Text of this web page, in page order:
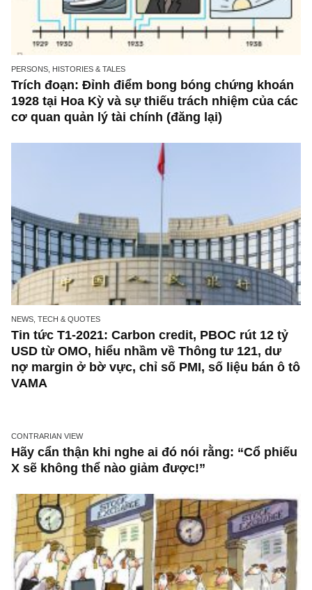
ISSUE EXCERPTS
Ấn phẩm đầu tư giá trị 56_tháng 03.2022
PERSONS, HISTORIES & TALES
Trích đoạn: Đỉnh điểm bong bóng chứng
1928 tại Hoa Kỳ và sự thiếu trách nhiệm của
cơ quan quản lý tài chính (đăng lại)
NEWS, TECH & QUOTES
Tin tức T1-2021: Carbon credit, PBOC rút 12
USD từ OMO, hiểu nhầm về Thông tư 121,
nợ margin ở bờ vực, chỉ số PMI, số liệu bán